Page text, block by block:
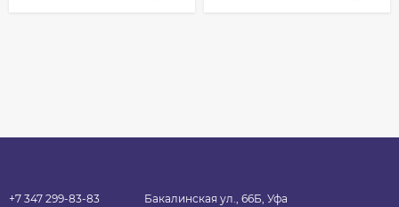
+7 347 299-83-83
Бакалинская ул., 66Б, Уфа